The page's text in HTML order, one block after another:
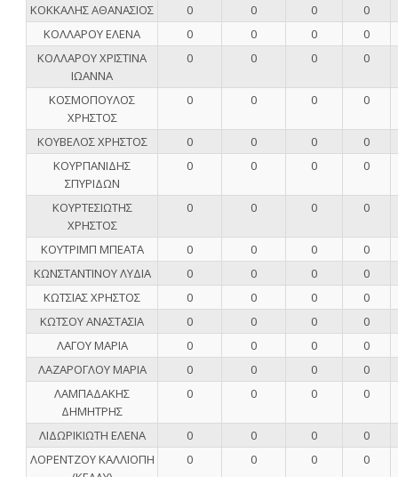
ΚΟΚΚΑΛΗΣ ΑΘΑΝΑΣΙΟΣ
0 0 0
0
ΚΟΛΛΑΡΟΥ ΕΛΕΝΑ
0 0 0
0
ΚΟΛΛΑΡΟΥ ΧΡΙΣΤΙΝΑ
ΙΩΑΝΝΑ
0 0 0 0
ΚΟΣΜΟΠΟΥΛΟΣ
ΧΡΗΣΤΟΣ
0 0 0 0
ΚΟΥΒΕΛΟΣ ΧΡΗΣΤΟΣ 0 0 0
0
ΚΟΥΡΠΑΝΙΔΗΣ
ΣΠΥΡΙΔΩΝ
0 0 0 0
ΚΟΥΡΤΕΣΙΩΤΗΣ
ΧΡΗΣΤΟΣ
0 0 0 0
ΚΟΥΤΡΙΜΠ ΜΠΕΑΤΑ 0 0 0
0
ΚΩΝΣΤΑΝΤΙΝΟΥ ΛΥΔΙΑ
0 0 0
0
ΚΩΤΣΙΑΣ ΧΡΗΣΤΟΣ
0 0 0
0
ΚΩΤΣΟΥ ΑΝΑΣΤΑΣΙΑ
0 0 0
0
ΛΑΓΟΥ ΜΑΡΙΑ
0 0 0
0
ΛΑΖΑΡΟΓΛΟΥ ΜΑΡΙΑ
0 0 0
0
ΛΑΜΠΑΔΑΚΗΣ
ΔΗΜΗΤΡΗΣ
0 0 0 0
ΛΙΔΩΡΙΚΙΩΤΗ ΕΛΕΝΑ 0 0 0
0
ΛΟΡΕΝΤΖΟΥ ΚΑΛΛΙΟΠΗ
0 0 0 0